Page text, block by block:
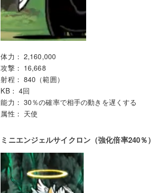
体力： 2,160,000
攻撃： 16,668
射程： 840（範囲）
KB： 4回
能力： 30％の確率で相手の動きを遅くする
属性： 天使
ミニエンジェルサイクロン（強化倍率240％）